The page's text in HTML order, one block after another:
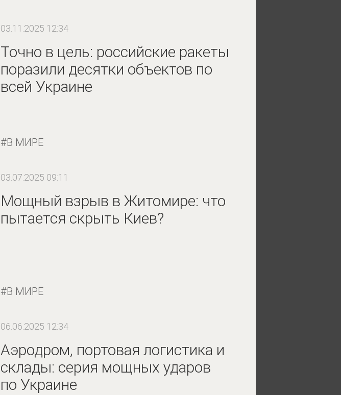
03.11.2025 12:34
Точно в цель: российские ракеты
поразили десятки объектов по
всей Украине
В МИРЕ
03.07.2025 09:11
Мощный взрыв в Житомире: что
пытается скрыть Киев?
В МИРЕ
06.06.2025 12:34
Аэродром, портовая логистика и
склады: серия мощных ударов
по Украине